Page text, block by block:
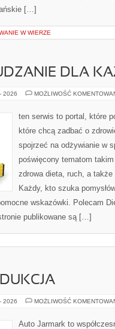
[…]
W WIERZE
DLA
2026 MOŻLIWOŚĆ
ten serwis to portal, które
które chcą zadbać o
spojrzeć na odżywianie w
poświęcony tematom
zdrowa dieta, ruch, a
Każdy, kto szuka
wskazówki. Polecam
publikowane są […]
2026 MOŻLIWOŚĆ
Auto Jarmark to